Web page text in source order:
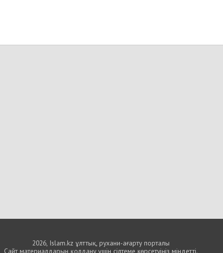
2026, Islam.kz ұлттық, рухани-ағарту порталы
Сайт материалдарын қолдану үшін сілтеме көрсетуіңіз міндетті.